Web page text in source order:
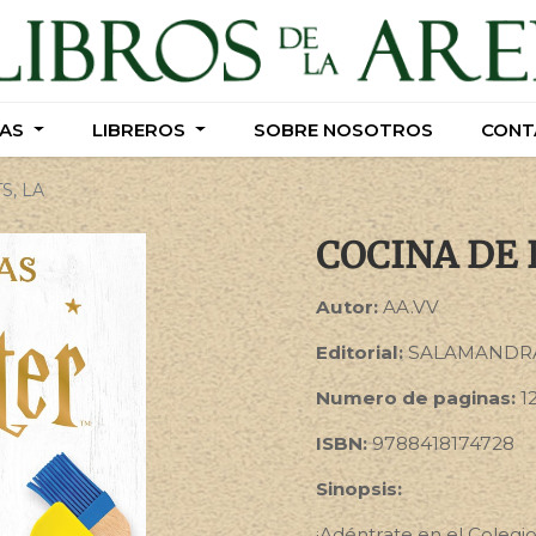
LIBREROS SOBRE NOSOTROS
LIBREROS SOBRE NOSOTROS
LA
COCINA DE
Autor: AA.VV
Editorial:
Numero de paginas:
ISBN:9788418174728
Sinopsis: